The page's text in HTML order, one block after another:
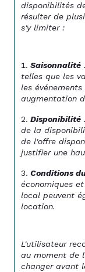
disponibilités
résulter de
s'y limiter :
Saisonnalité
telles que les
les
augmentation
Disponibilité
de la
de l'offre
justifier une
Conditions
économiques
local peuvent
location.
L'utilisateur
au moment de
changer avant